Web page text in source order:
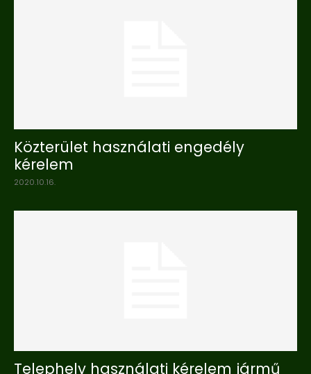
Közterület használati engedély
kérelem
2020.10.16.
Telephely használati kérelem jármű